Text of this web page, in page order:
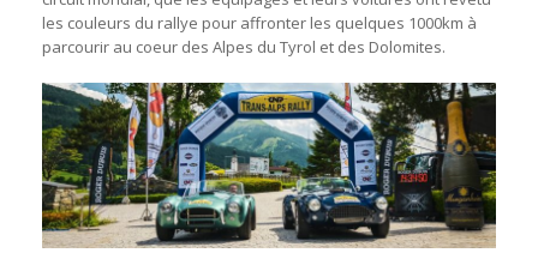
les couleurs du rallye pour affronter les quelques 1000km à
parcourir au coeur des Alpes du Tyrol et des Dolomites.